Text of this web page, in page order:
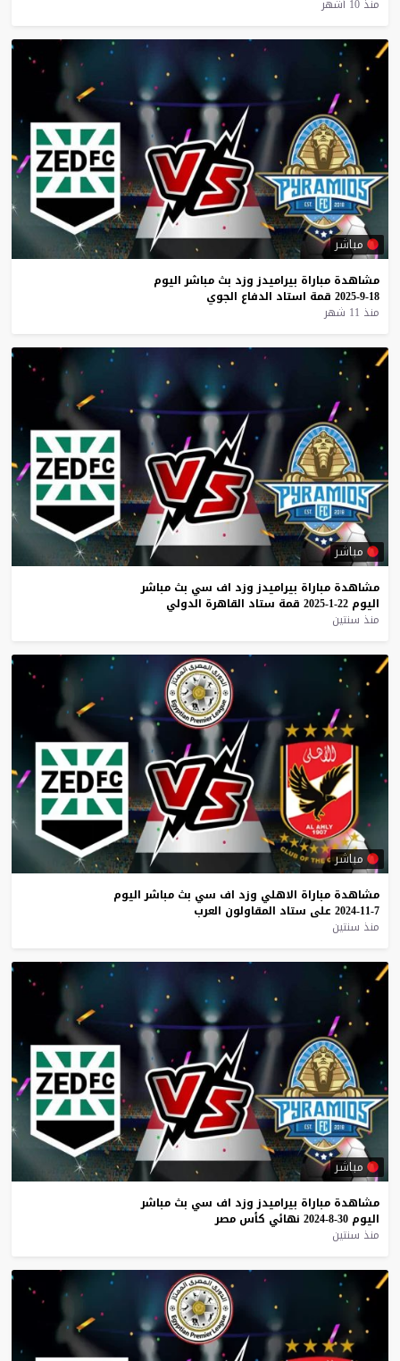
منذ 10 أشهر
مباشر
مشاهدة مباراة بيراميدز وزد بث مباشر اليوم
18-9-2025
قمة استاد الدفاع الجوي
منذ 11 شهر
مباشر
مشاهدة مباراة بيراميدز وزد اف سي بث مباشر
اليوم 22-1-2025 قمة ستاد القاهرة الدولي
منذ سنتين
مباشر
مشاهدة مباراة الاهلي وزد اف سي بث مباشر اليوم
7-11-2024
على ستاد المقاولون العرب
منذ سنتين
مباشر
مشاهدة مباراة بيراميدز وزد اف سي بث مباشر
اليوم 30-8-2024 نهائي كأس مصر
منذ سنتين